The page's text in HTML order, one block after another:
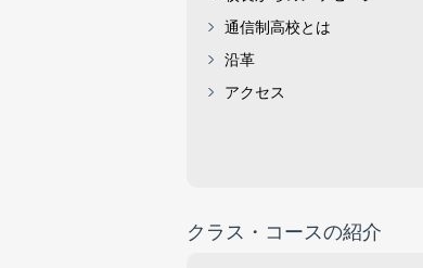
通信制高校とは
沿革
アクセス
クラス・コースの紹介